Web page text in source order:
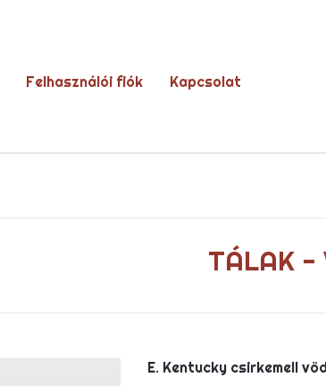
Felhasználói fiók Kapcsolat
TÁLAK -
E. Kentucky csirkemell